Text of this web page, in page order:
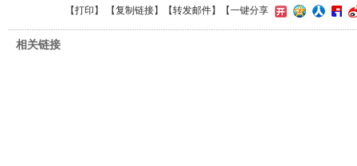
【打印 】 【复制链接】【转发邮件】 【一键分享
相关链接